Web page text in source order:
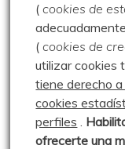
Sparrou - Juegos
Asociación
Barruelo de
Club de
Cronoescalada
(cookies de
(cookies de
utilizar cookies
tiene derecho
cookies
perfiles .
ofrecerte una